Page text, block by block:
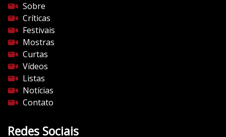
Sobre
Críticas
Festivais
Mostras
Curtas
Vídeos
Listas
Notícias
Contato
Redes Sociais